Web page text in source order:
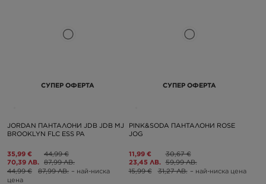
СУПЕР ОФЕРТА
JORDAN ПАНТАЛОНИ JDB JDB MJ
BROOKLYN FLC ESS PA
35,99 €
70,39 ЛВ.
44,99 €
87,99 ЛВ.
44,99 €
87,99 ЛВ. – най-ниска
цена
СУПЕР ОФЕРТА
PINK&SODA ПАНТАЛОНИ ROSE
JOG
11,99 €
23,45 ЛВ.
30,67 €
59,99 ЛВ.
15,99 €
31,27 ЛВ. – най-ниска цена